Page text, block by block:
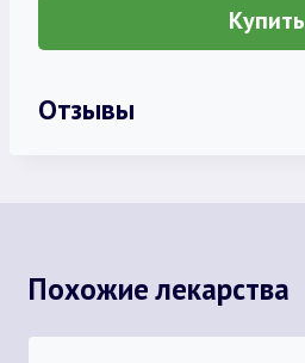
Купить
Отзывы
Похожие лекарства